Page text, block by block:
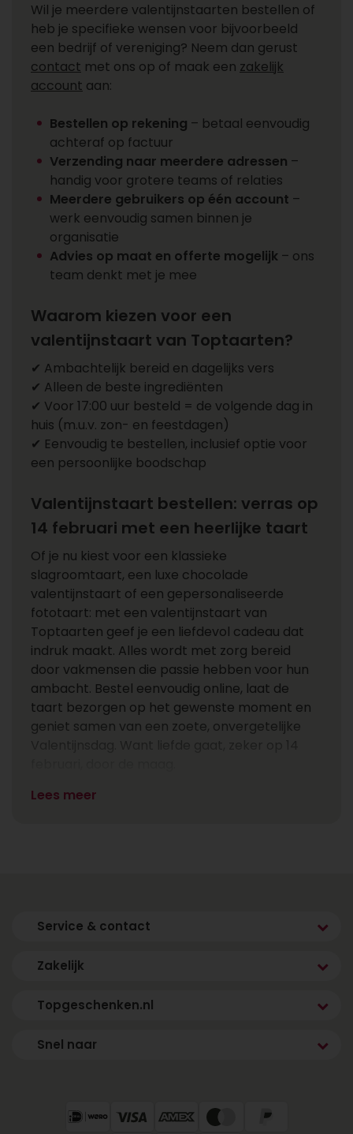
Wil je meerdere valentijnstaarten bestellen of
heb je specifieke wensen voor bijvoorbeeld
een bedrijf of vereniging? Neem dan gerust
contact met ons op of maak een zakelijk
account aan:
Bestellen op rekening – betaal eenvoudig
achteraf op factuur
Verzending naar meerdere adressen –
handig voor grotere teams of relaties
Meerdere gebruikers op één account –
werk eenvoudig samen binnen je
organisatie
Advies op maat en offerte mogelijk – ons
team denkt met je mee
Waarom kiezen voor een
valentijnstaart van Toptaarten?
✔ Ambachtelijk bereid en dagelijks vers
✔ Alleen de beste ingrediënten
✔ Voor 17:00 uur besteld = de volgende dag in
huis (m.u.v. zon- en feestdagen)
✔ Eenvoudig te bestellen, inclusief optie voor
een persoonlijke boodschap
Valentijnstaart bestellen: verras op
14 februari met een heerlijke taart
Of je nu kiest voor een klassieke
slagroomtaart, een luxe chocolade
valentijnstaart of een gepersonaliseerde
fototaart: met een valentijnstaart van
Toptaarten geef je een liefdevol cadeau dat
indruk maakt. Alles wordt met zorg bereid
door vakmensen die passie hebben voor hun
ambacht. Bestel eenvoudig online, laat de
taart bezorgen op het gewenste moment en
geniet samen van een zoete, onvergetelijke
Lees meer
Service & contact
Zakelijk
Topgeschenken.nl
Snel naar